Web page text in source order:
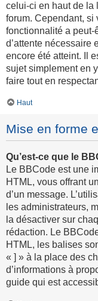
celui-ci en haut de la
forum. Cependant, si
fonctionnalité a peut-
d’attente nécessaire
encore été atteint. Il
sujet simplement en
faire tout en
Haut
Mise en forme
Qu’est-ce que le
Le BBCode est une
HTML, vous offrant
d’un message.
les administrateurs,
la désactiver sur
rédaction. Le
HTML, les balises
« ] » à la place des
d’informations à
guide qui est